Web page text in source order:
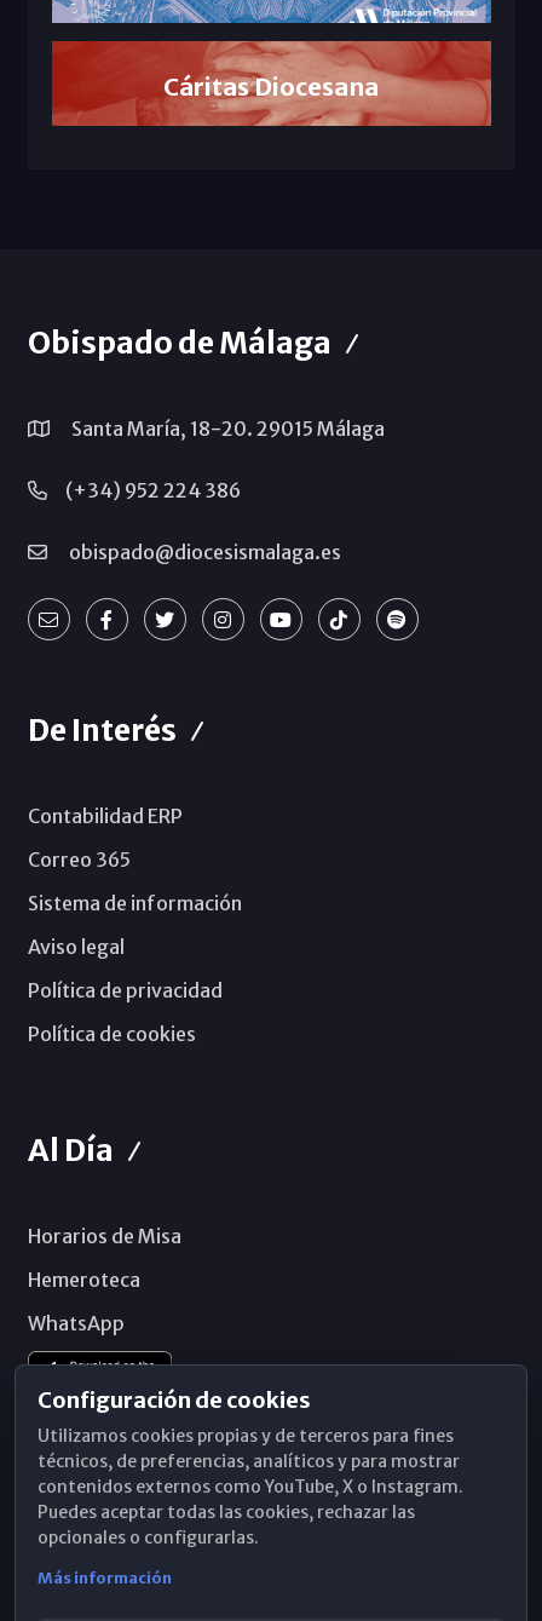
Cáritas Diocesana
Obispado de Málaga
Santa María, 18-20. 29015 Málaga
(+34) 952 224 386
obispado@diocesismalaga.es
De Interés
Contabilidad ERP
Correo 365
Sistema de información
Aviso legal
Política de privacidad
Política de cookies
Al Día
Horarios de Misa
Hemeroteca
WhatsApp
Configuración de cookies
Utilizamos cookies propias y de terceros para fines
técnicos, de preferencias, analíticos y para mostrar
contenidos externos como YouTube, X o Instagram.
Puedes aceptar todas las cookies, rechazar las
opcionales o configurarlas.
Más información